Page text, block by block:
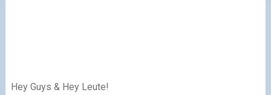
Hey Guys & Hey Leute!